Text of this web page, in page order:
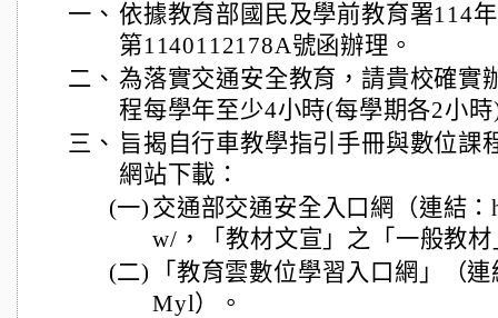
一、 依據教育部國民及學前教育署114
第1140112178A號函辦理。
二、 為落實交通安全教育，請貴校確實
程每學年至少4小時(每學期各2小
三、 旨揭自行車教學指引手冊與數位課
網站下載：
(一) 交通部交通安全入口網（連結
w/，「教材文宣」之「一般教
(二)
「教育雲數位學習入口網」（
Myl）。